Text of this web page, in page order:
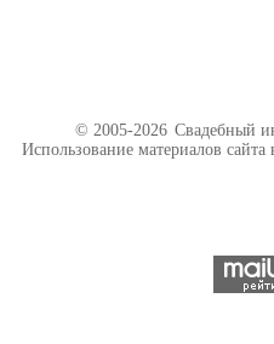
© 2005-2026 Свадебный
Использование материалов